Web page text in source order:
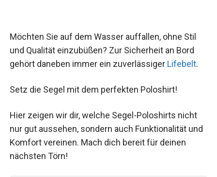
Möchten Sie auf dem Wasser auffallen, ohne Stil
und Qualität einzubüßen? Zur Sicherheit an Bord
gehört daneben immer ein zuverlässiger Lifebelt.
Setz die Segel mit dem perfekten Poloshirt!
Hier zeigen wir dir, welche Segel-Poloshirts nicht
nur gut aussehen, sondern auch Funktionalität und
Komfort vereinen. Mach dich bereit für deinen
nächsten Törn!